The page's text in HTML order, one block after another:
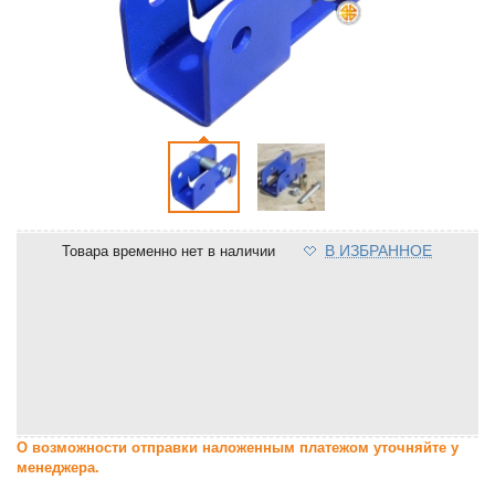
Товара временно нет в наличии В ИЗБРАННОЕ
О возможности отправки наложенным платежом уточняйте у
менеджера.